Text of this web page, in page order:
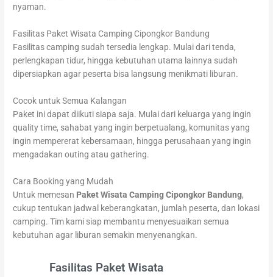
nyaman.
Fasilitas Paket Wisata Camping Cipongkor Bandung
Fasilitas camping sudah tersedia lengkap. Mulai dari tenda,
perlengkapan tidur, hingga kebutuhan utama lainnya sudah
dipersiapkan agar peserta bisa langsung menikmati liburan.
Cocok untuk Semua Kalangan
Paket ini dapat diikuti siapa saja. Mulai dari keluarga yang ingin
quality time, sahabat yang ingin berpetualang, komunitas yang
ingin mempererat kebersamaan, hingga perusahaan yang ingin
mengadakan outing atau gathering.
Cara Booking yang Mudah
Untuk memesan Paket Wisata Camping Cipongkor Bandung,
cukup tentukan jadwal keberangkatan, jumlah peserta, dan lokasi
camping. Tim kami siap membantu menyesuaikan semua
kebutuhan agar liburan semakin menyenangkan.
Fasilitas Paket Wisata